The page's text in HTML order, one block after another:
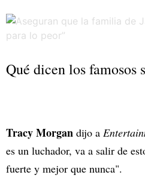
Qué dicen los famosos
Tracy Morgan dijo a
es un luchador, va a salir de
fuerte y mejor que nunca".